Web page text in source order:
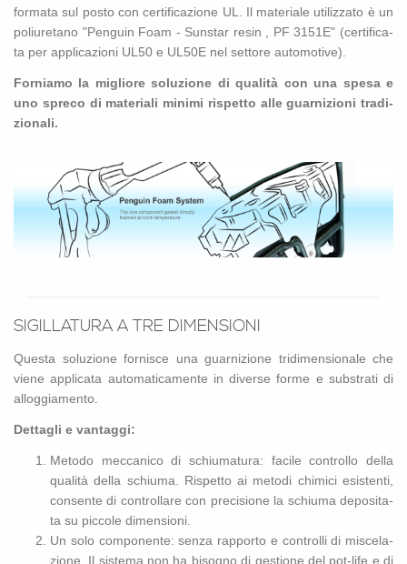
for­ma­ta sul posto con cer­ti­fi­ca­zio­ne UL. Il ma­te­ria­le uti­liz­za­to è un
po­liu­re­ta­no "Pen­guin Foam - Sun­star resin , PF 3151E" (cer­ti­fi­ca­
ta per ap­pli­ca­zio­ni UL50 e UL50E nel set­to­re au­to­mo­ti­ve).
For­nia­mo la mi­glio­re so­lu­zio­ne di qua­li­tà con una spesa e
uno spre­co di ma­te­ria­li mi­ni­mi ri­spet­to alle guar­ni­zio­ni tra­di­
zio­na­li.
SI­GIL­LA­TU­RA A TRE DI­MEN­SIO­NI
Que­sta so­lu­zio­ne for­ni­sce una guar­ni­zio­ne tri­di­men­sio­na­le che
viene ap­pli­ca­ta au­to­ma­ti­ca­men­te in di­ver­se forme e sub­stra­ti di
al­log­gia­men­to.
Det­ta­gli e van­tag­gi:
Me­to­do mec­ca­ni­co di schiu­ma­tu­ra: fa­ci­le con­trol­lo della
qua­li­tà della schiu­ma. Ri­spet­to ai me­to­di chi­mi­ci esi­sten­ti,
con­sen­te di con­trol­la­re con pre­ci­sio­ne la schiu­ma de­po­si­ta­
ta su pic­co­le di­men­sio­ni.
Un solo com­po­nen­te: senza rap­por­to e con­trol­li di mi­sce­la­
zio­ne. Il si­ste­ma non ha bi­so­gno di ge­stio­ne del pot-li­fe e di